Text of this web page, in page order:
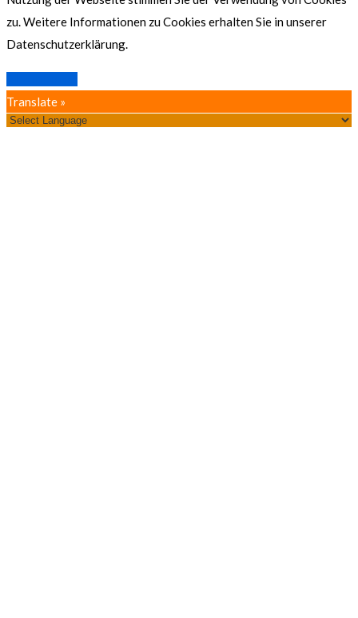
zu. Weitere Informationen zu Cookies erhalten Sie in unserer
Datenschutzerklärung.
Translate »